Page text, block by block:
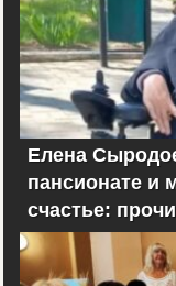
Елена
пансионате и
счастье: